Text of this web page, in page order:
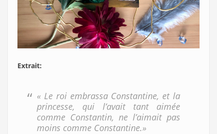
Extrait:
« Le roi embrassa Constantine, et la
princesse, qui l’avait tant aimée
comme Constantin, ne l’aimait pas
moins comme Constantine.»